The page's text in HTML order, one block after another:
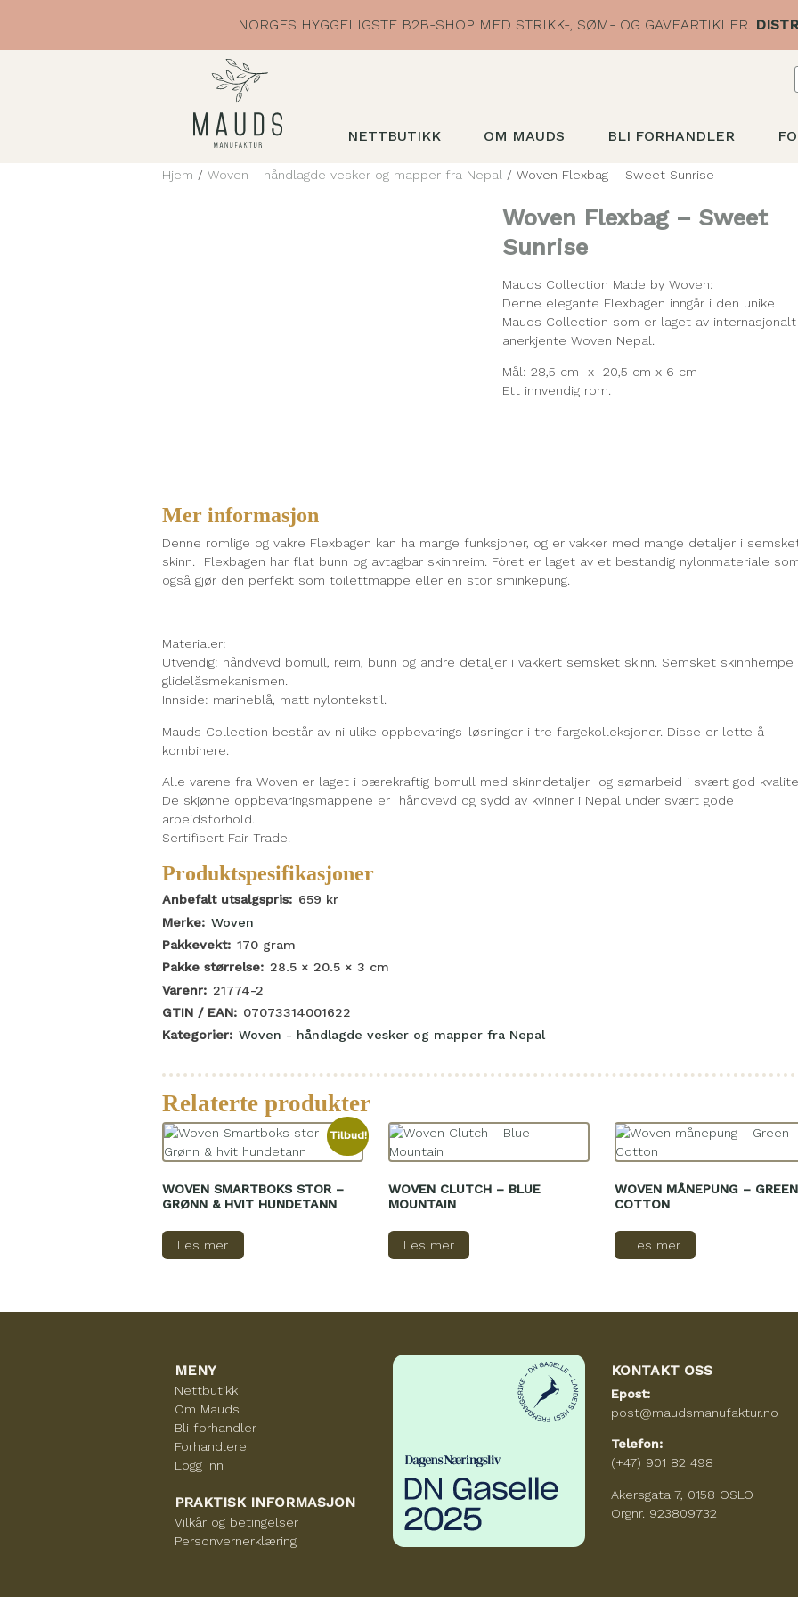
content
NORGES HYGGELIGSTE B2B-SHOP MED STRIKK-, SØM- OG GAVEARTIKLER.
NETTBUTIKK OM MAUDS BLI FORHANDLER
Hjem / Woven - håndlagde vesker og mapper fra Nepal / Woven Flexbag – Sweet Sunrise
Woven Flexbag – Sweet
Sunrise
Mauds Collection Made by Woven:
Denne elegante Flexbagen inngår i den unike
Mauds Collection som er laget av internasjonalt
anerkjente Woven Nepal.
Mål: 28,5 cm x 20,5 cm x 6 cm
Ett innvendig rom.
Mer informasjon
Denne romlige og vakre Flexbagen kan ha mange funksjoner, og er vakker med mange detaljer i
skinn. Flexbagen har flat bunn og avtagbar skinnreim. Fòret er laget av et bestandig nylonmateriale
også gjør den perfekt som toilettmappe eller en stor sminkepung.
Materialer:
Utvendig: håndvevd bomull, reim, bunn og andre detaljer i vakkert semsket skinn. Semsket skinnhempe
glidelåsmekanismen.
Innside: marineblå, matt nylontekstil.
Mauds Collection består av ni ulike oppbevarings-løsninger i tre fargekolleksjoner. Disse er lette å
kombinere.
Alle varene fra Woven er laget i bærekraftig bomull med skinndetaljer og sømarbeid i svært god
De skjønne oppbevaringsmappene er håndvevd og sydd av kvinner i Nepal under svært gode
arbeidsforhold.
Sertifisert Fair Trade.
Produktspesifikasjoner
Anbefalt utsalgspris: 659 kr
Merke: Woven
Pakkevekt: 170 gram
Pakke størrelse: 28.5 × 20.5 × 3 cm
Varenr: 21774-2
GTIN / EAN: 07073314001622
Kategorier: Woven - håndlagde vesker og mapper fra Nepal
Relaterte produkter
Tilbud!
WOVEN SMARTBOKS STOR –
GRØNN & HVIT HUNDETANN
Les mer
WOVEN CLUTCH – BLUE
MOUNTAIN
Les mer
WOVEN MÅNEPUNG – GREEN
COTTON
Les mer
MENY
Nettbutikk
Om Mauds
Bli forhandler
Forhandlere
Logg inn
PRAKTISK INFORMASJON
Vilkår og betingelser
Personvernerklæring
KONTAKT OSS
Epost:
post@maudsmanufaktur.no
Telefon:
(+47) 901 82 498
Akersgata 7, 0158 OSLO
Orgnr. 923809732